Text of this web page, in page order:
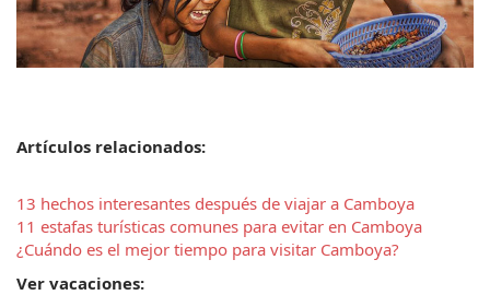
Artículos relacionados:
13 hechos interesantes después de viajar a Camboya
11 estafas turísticas comunes para evitar en Camboya
¿Cuándo es el mejor tiempo para visitar Camboya?
Ver vacaciones: